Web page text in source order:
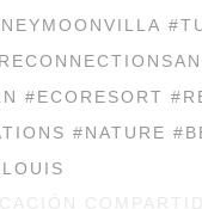
#ECORESORT
#NATURE